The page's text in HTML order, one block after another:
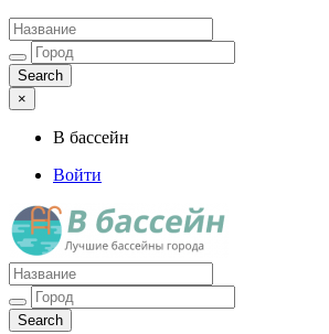
×
В бассейн
Войти
Лучшие бассейны города